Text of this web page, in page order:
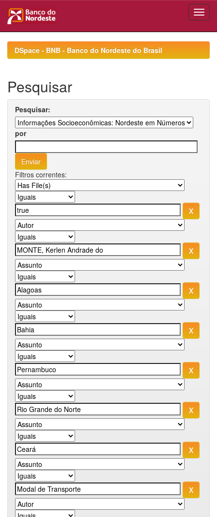
navigationDSpace - BNB - Banco do Nordeste do Brasil
Pesquisar
Pesquisar:
por
Filtros correntes: